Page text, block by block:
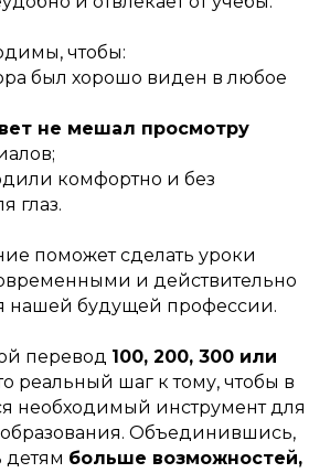
чтобы:
был хорошо виден в любое
не мешал просмотру
комфортно и без
глаз.
поможет сделать уроки
и действительно
нашей будущей профессии.
перевод 100, 200, 300 или
реальный шаг к тому, чтобы в
необходимый инструмент для
образования. Объединившись,
больше возможностей,